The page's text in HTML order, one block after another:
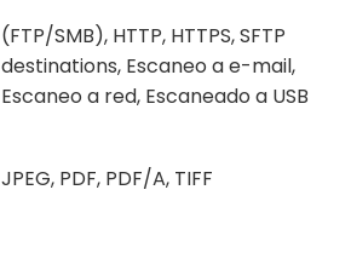
(FTP/SMB), HTTP, HTTPS, SFTP
destinations, Escaneo a e-mail,
Escaneo a red, Escaneado a USB
JPEG, PDF, PDF/A, TIFF